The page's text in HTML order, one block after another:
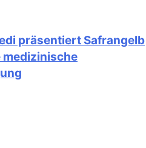
präsentiert Safrangelb
medizinische